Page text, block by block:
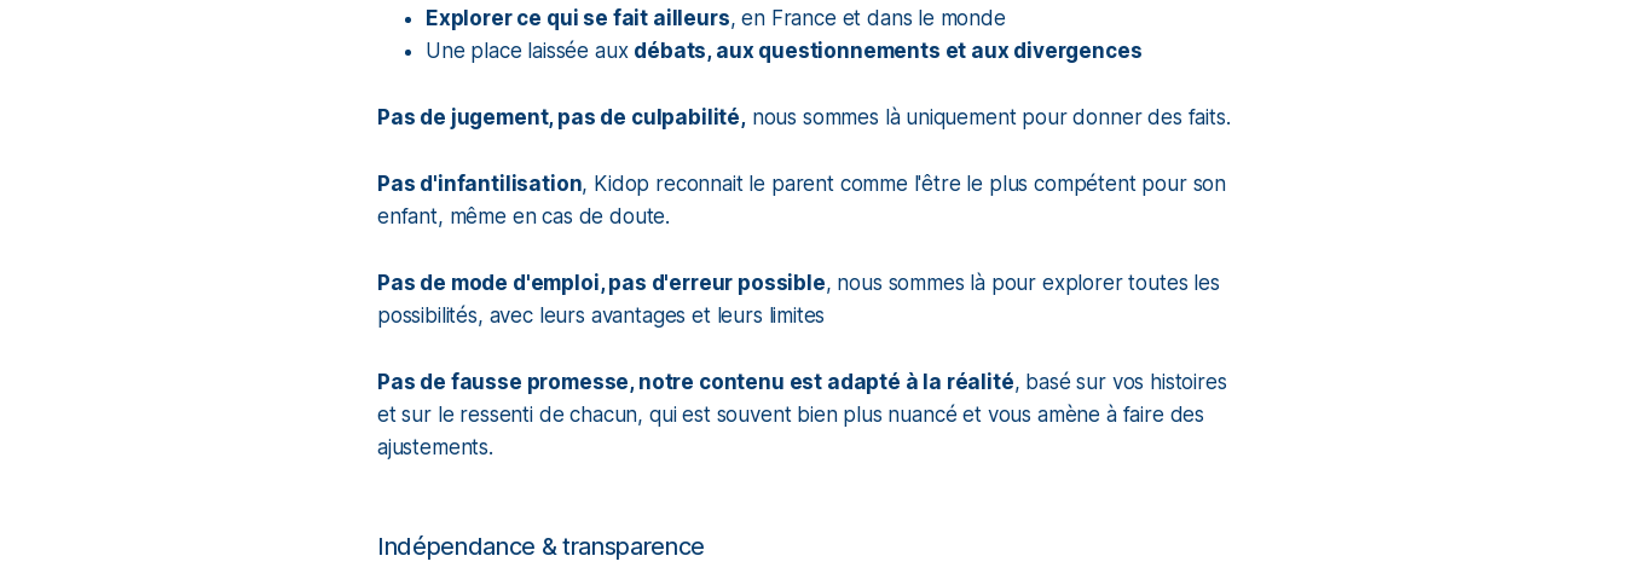
Explorer ce qui se fait ailleurs, en France et dans le monde
Une place laissée aux débats, aux questionnements et aux divergences
Pas de jugement, pas de culpabilité,nous sommes là uniquement pour donner des faits.
Pas d'infantilisation, Kidop reconnait le parent comme l'être le plus compétent pour son
enfant, même en cas de doute.
Pas de mode d'emploi, pas d'erreur possible, nous sommes là pour explorer toutes les
possibilités, avec leurs avantages et leurs limites
Pas de fausse promesse, notre contenu est adapté à la réalité, basé sur vos histoires
et sur le ressenti de chacun, qui est souvent bien plus nuancé et vous amène à faire des
ajustements.
Indépendance & transparence